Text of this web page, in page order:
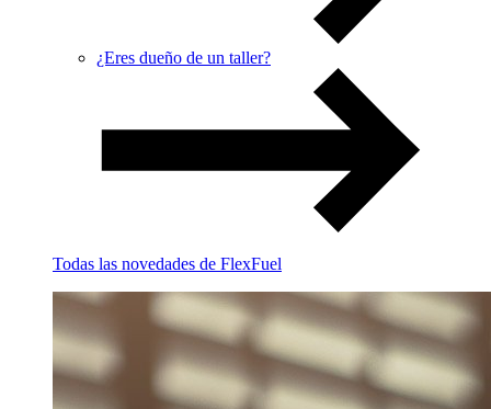
¿Eres dueño de un taller?
Todas las novedades de FlexFuel